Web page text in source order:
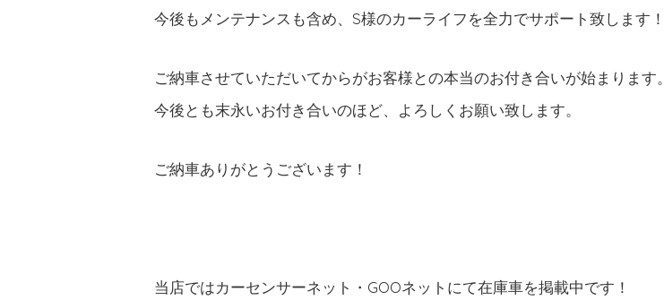
今後もメンテナンスも含め、S様のカーライフを全力でサポート致します！
ご納車させていただいてからがお客様との本当のお付き合いが始まります。
今後とも末永いお付き合いのほど、よろしくお願い致します。
ご納車ありがとうございます！
当店ではカーセンサーネット・GOOネットにて在庫車を掲載中です！